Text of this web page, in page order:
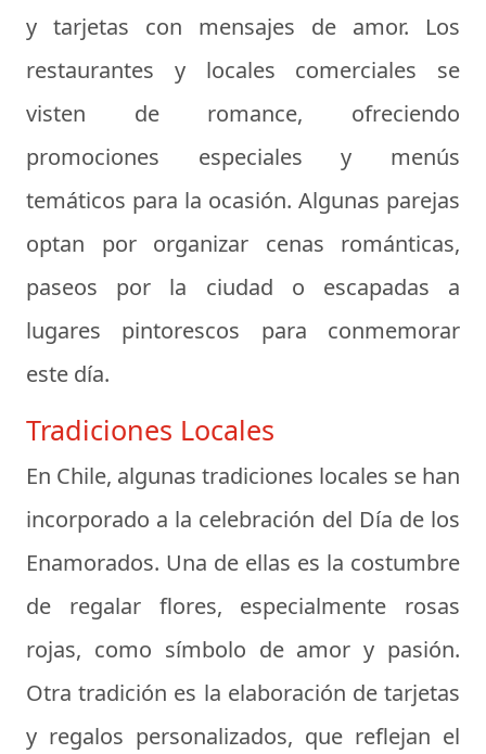
y tarjetas con mensajes de amor. Los
restaurantes y locales comerciales se
visten de romance, ofreciendo
promociones especiales y menús
temáticos para la ocasión. Algunas parejas
optan por organizar cenas románticas,
paseos por la ciudad o escapadas a
lugares pintorescos para conmemorar
este día.
Tradiciones Locales
En Chile, algunas tradiciones locales se han
incorporado a la celebración del Día de los
Enamorados. Una de ellas es la costumbre
de regalar flores, especialmente rosas
rojas, como símbolo de amor y pasión.
Otra tradición es la elaboración de tarjetas
y regalos personalizados, que reflejan el